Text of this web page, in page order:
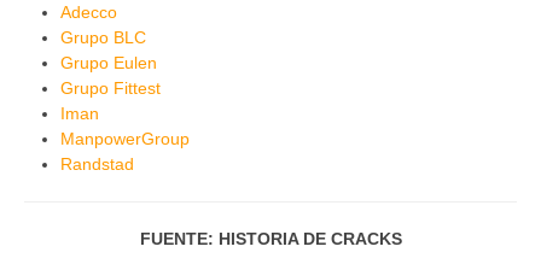
Adecco
Grupo BLC
Grupo Eulen
Grupo Fittest
Iman
ManpowerGroup
Randstad
FUENTE: HISTORIA DE CRACKS